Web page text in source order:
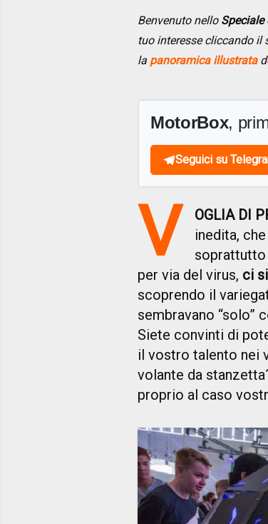
Benvenuto nello Speciale
tuo interesse cliccando il
la panoramica illustrata
MotorBox,
Seguici su
V OGLIA DI
inedita,
soprattutto
per via del virus, ci
scoprendo il
sembravano “solo”
Siete convinti di
il vostro talento nei
volante da
proprio al caso